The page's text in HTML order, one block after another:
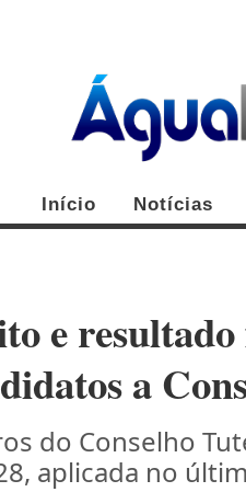
Início Notícias
e
a
do Conselho
aplicada no